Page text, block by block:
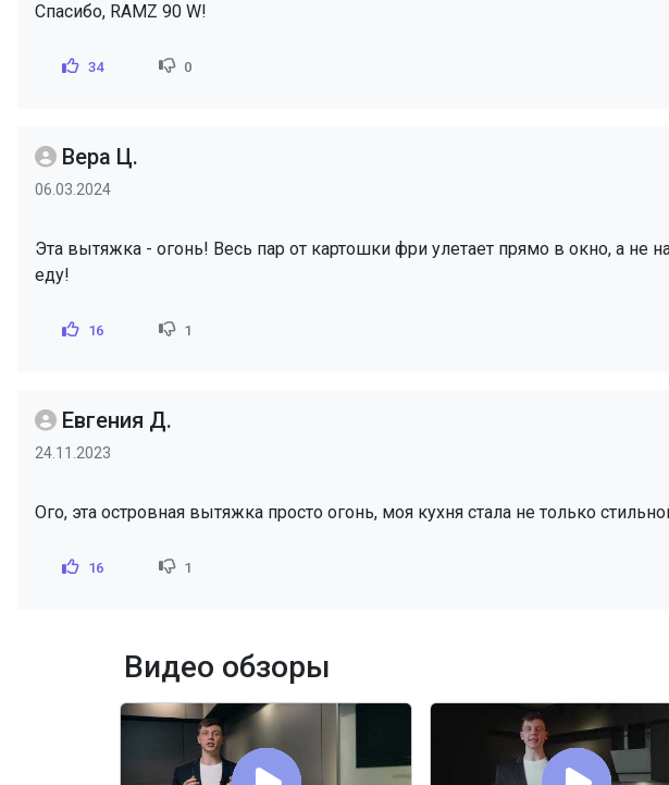
Спасибо, RAMZ 90 W!
34 0
Вера Ц.
06.03.2024
Эта вытяжка - огонь! Весь пар от картошки фри улетает прямо в окно, а
еду!
16 1
Евгения Д.
24.11.2023
Ого, эта островная вытяжка просто огонь, моя кухня стала не только
16 1
Видео обзоры